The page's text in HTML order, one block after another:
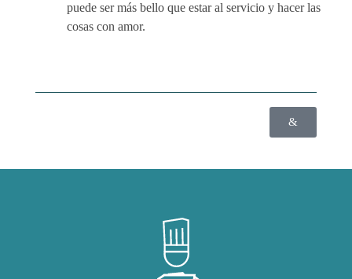
puede ser más bello que estar al servicio y hacer las
cosas con amor.